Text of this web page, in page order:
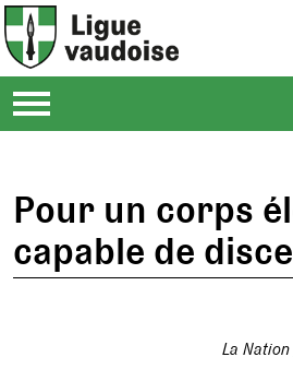
Pour un corps
capable de
La Nation